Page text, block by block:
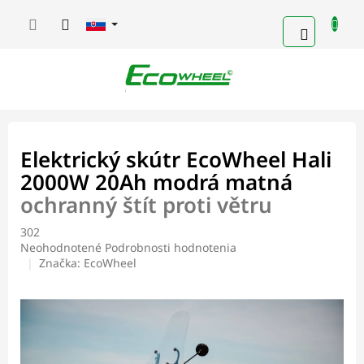
KOŠÍK
Elektrický skútr EcoWheel Hali
2000W 20Ah modrá matná
ochranný štít proti větru
302
Priemerné
hodnotenie
z
Neohodnotené Podrobnosti hodnotenia
Značka: EcoWheel